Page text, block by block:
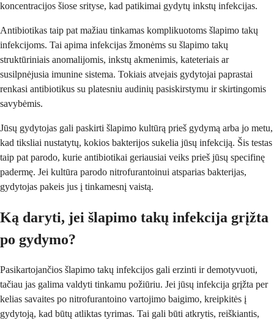
koncentracijos šiose srityse, kad patikimai gydytų inkstų infekcijas.
Antibiotikas taip pat mažiau tinkamas komplikuotoms šlapimo takų
infekcijoms. Tai apima infekcijas žmonėms su šlapimo takų
struktūriniais anomalijomis, inkstų akmenimis, kateteriais ar
susilpnėjusia imunine sistema. Tokiais atvejais gydytojai paprastai
renkasi antibiotikus su platesniu audinių pasiskirstymu ir skirtingomis
savybėmis.
Jūsų gydytojas gali paskirti šlapimo kultūrą prieš gydymą arba jo metu,
kad tiksliai nustatytų, kokios bakterijos sukelia jūsų infekciją. Šis testas
taip pat parodo, kurie antibiotikai geriausiai veiks prieš jūsų specifinę
padermę. Jei kultūra parodo nitrofurantoinui atsparias bakterijas,
gydytojas pakeis jus į tinkamesnį vaistą.
Ką daryti, jei šlapimo takų infekcija grįžta
po gydymo?
Pasikartojančios šlapimo takų infekcijos gali erzinti ir demotyvuoti,
tačiau jas galima valdyti tinkamu požiūriu. Jei jūsų infekcija grįžta per
kelias savaites po nitrofurantoino vartojimo baigimo, kreipkitės į
gydytoją, kad būtų atliktas tyrimas. Tai gali būti atkrytis, reiškiantis,